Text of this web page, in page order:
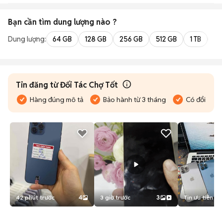
Bạn cần tìm dung lượng nào ?
Dung lượng: 64 GB 128 GB 256 GB 512 GB 1 TB
Tin đăng từ Đối Tác Chợ Tốt
Hàng đúng mô tả Bảo hành từ 3 tháng Có đổi trả
42 phút trước 4 3 giờ trước 3 Tin ưu tiên